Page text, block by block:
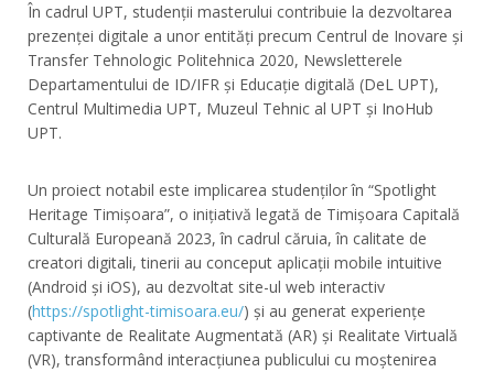
În cadrul UPT, studenții masterului contribuie la dezvoltarea
prezenței digitale a unor entități precum Centrul de Inovare şi
Transfer Tehnologic Politehnica 2020, Newsletterele
Departamentului de ID/IFR și Educație digitală (DeL UPT),
Centrul Multimedia UPT, Muzeul Tehnic al UPT și InoHub
UPT.
Un proiect notabil este implicarea studenților în “Spotlight
Heritage Timișoara”, o inițiativă legată de Timișoara Capitală
Culturală Europeană 2023, în cadrul căruia, în calitate de
creatori digitali, tinerii au conceput aplicații mobile intuitive
(Android și iOS), au dezvoltat site-ul web interactiv
(https://spotlight-timisoara.eu/) și au generat experiențe
captivante de Realitate Augmentată (AR) și Realitate Virtuală
(VR), transformând interacțiunea publicului cu moștenirea